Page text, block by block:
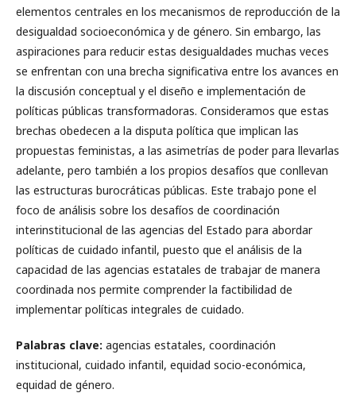
elementos centrales en los mecanismos de reproducción de la
desigualdad socioeconómica y de género. Sin embargo, las
aspiraciones para reducir estas desigualdades muchas veces
se enfrentan con una brecha significativa entre los avances en
la discusión conceptual y el diseño e implementación de
políticas públicas transformadoras. Consideramos que estas
brechas obedecen a la disputa política que implican las
propuestas feministas, a las asimetrías de poder para llevarlas
adelante, pero también a los propios desafíos que conllevan
las estructuras burocráticas públicas. Este trabajo pone el
foco de análisis sobre los desafíos de coordinación
interinstitucional de las agencias del Estado para abordar
políticas de cuidado infantil, puesto que el análisis de la
capacidad de las agencias estatales de trabajar de manera
coordinada nos permite comprender la factibilidad de
implementar políticas integrales de cuidado.
Palabras clave: agencias estatales, coordinación
institucional, cuidado infantil, equidad socio-económica,
equidad de género.